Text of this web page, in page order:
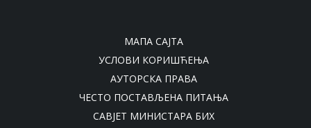
МАПА САЈТА
УСЛОВИ КОРИШЋЕЊА
АУТОРСКА ПРАВА
ЧЕСТО ПОСТАВЉЕНА ПИТАЊА
САВЈЕТ МИНИСТАРА БИХ